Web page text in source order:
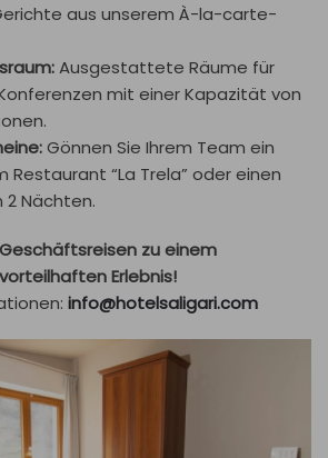
aus unserem À-la-carte-
Ausgestattete Räume für
mit einer Kapazität von
Gönnen Sie Ihrem Team ein
Restaurant “La Trela” oder einen
Nächten.
zu einem
Erlebnis!
info@hotelsaligari.com